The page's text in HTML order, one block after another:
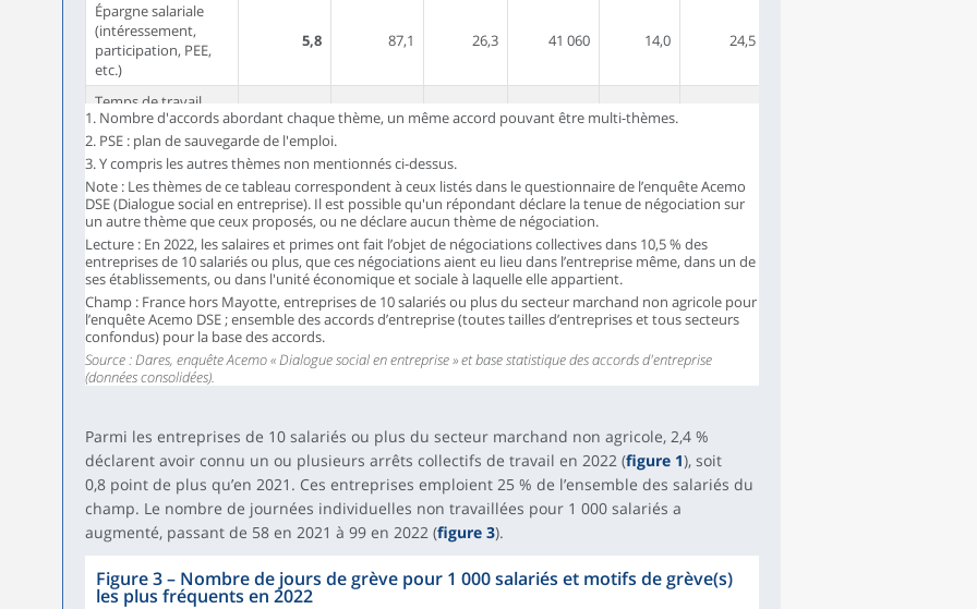
Épargne salariale
(intéressement,
participation, PEE,
etc.)
5,8 87,1 26,3 41 060 14,0 24,5
Temps de travail
(durée,
aménagement, etc.)
5,1 75,9 18,7 19 800 2,1
Conditions de travail
(dont pénibilité)
4,8 66,6 19,8 6 990 -5,6 70,8
Protection sociale 2,8 62,0 12,1 3 630
Formation
professionnelle
1,8 41,0 3,4 890 -0,2 80,3
Droit syndical
(élections
professionnelles,
mise en place d'un
CSE, formation des
3,2 83,7 18,9 6 760 115,5
Au moins un
thème³
15,1 86,2 55,0 95 520 14,4
1. Nombre d'accords abordant chaque thème, un même accord pouvant être multi-thèmes.
2. PSE : plan de sauvegarde de l'emploi.
3. Y compris les autres thèmes non mentionnés ci-dessus.
Note : Les thèmes de ce tableau correspondent à ceux listés dans le questionnaire de l’enquête Acemo
DSE (Dialogue social en entreprise). Il est possible qu'un répondant déclare la tenue de négociation sur
un autre thème que ceux proposés, ou ne déclare aucun thème de négociation.
Lecture : En 2022, les salaires et primes ont fait l’objet de négociations collectives dans 10,5 % des
entreprises de 10 salariés ou plus, que ces négociations aient eu lieu dans l’entreprise même, dans un de
ses établissements, ou dans l'unité économique et sociale à laquelle elle appartient.
Champ : France hors Mayotte, entreprises de 10 salariés ou plus du secteur marchand non agricole pour
l’enquête Acemo DSE ; ensemble des accords d’entreprise (toutes tailles d’entreprises et tous secteurs
confondus) pour la base des accords.
Source : Dares, enquête Acemo « Dialogue social en entreprise » et base statistique des accords d'entreprise
(données consolidées).
Parmi les entreprises de 10 salariés ou plus du secteur marchand non agricole, 2,4 %
déclarent avoir connu un ou plusieurs arrêts collectifs de travail en 2022 (figure 1), soit
0,8 point de plus qu’en 2021. Ces entreprises emploient 25 % de l’ensemble des salariés du
champ. Le nombre de journées individuelles non travaillées pour 1 000 salariés a
augmenté, passant de 58 en 2021 à 99 en 2022 (figure 3).
Figure 3– Nombre de jours de grève pour 1 000 salariés et motifs de grève(s)
les plus fréquents en 2022